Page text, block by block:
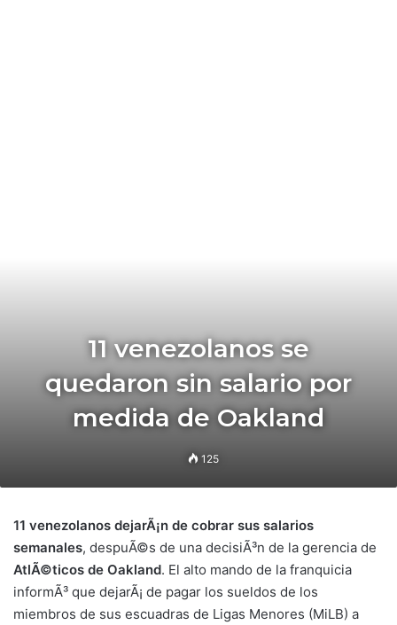
11 venezolanos se
quedaron sin salario por
medida de Oakland
125
11 venezolanos dejarÃ¡n de cobrar sus salarios
semanales, despuÃ©s de una decisiÃ³n de la gerencia de
AtlÃ©ticos de Oakland. El alto mando de la franquicia
informÃ³ que dejarÃ¡ de pagar los sueldos de los
miembros de sus escuadras de Ligas Menores (MiLB) a